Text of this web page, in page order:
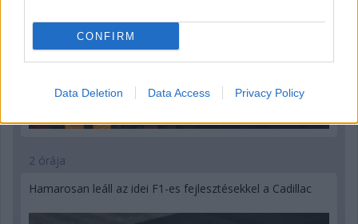
CONFIRM
Data Deletion Data Access Privacy Policy
2 órája
Hamarosan leáll az idei F1-es fejlesztésekkel a Cadillac